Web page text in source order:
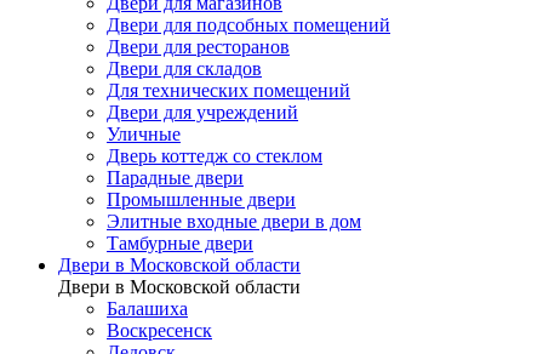
Двери для подсобных помещений
Двери для ресторанов
Двери для складов
Для технических помещений
Двери для учреждений
Уличные
Дверь коттедж со стеклом
Парадные двери
Промышленные двери
Элитные входные двери в дом
Тамбурные двери
Двери в Московской области
Двери в Московской области
Балашиха
Воскресенск